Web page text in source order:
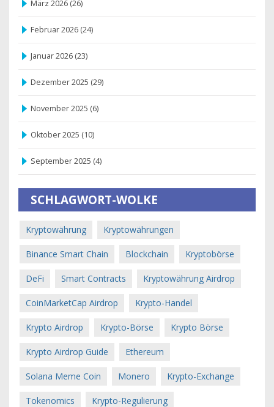
März 2026 (26)
Februar 2026 (24)
Januar 2026 (23)
Dezember 2025 (29)
November 2025 (6)
Oktober 2025 (10)
September 2025 (4)
SCHLAGWORT-WOLKE
Kryptowährung Kryptowährungen
Binance Smart Chain Blockchain Kryptobörse
DeFi Smart Contracts Kryptowährung Airdrop
CoinMarketCap Airdrop Krypto-Handel
Krypto Airdrop Krypto-Börse Krypto Börse
Krypto Airdrop Guide Ethereum
Solana Meme Coin Monero Krypto-Exchange
Tokenomics Krypto-Regulierung